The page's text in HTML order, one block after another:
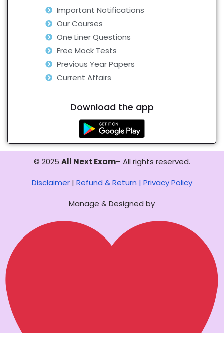
Important Notifications
Our Courses
One Liner Questions
Free Mock Tests
Previous Year Papers
Current Affairs
Download the app
© 2025 All Next Exam– All rights reserved.
Disclaimer| Refund & Return | Privacy Policy
Manage & Designed by